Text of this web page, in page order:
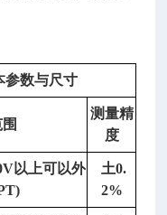
参数与尺寸
测量精
度
以上可以外
土0.
2%